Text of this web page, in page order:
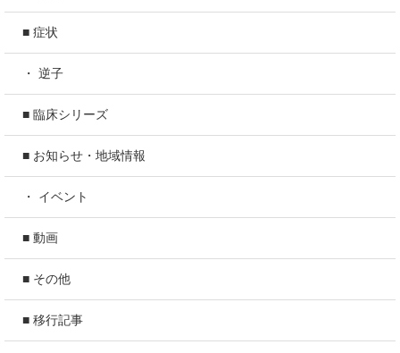
■ 症状
・ 逆子
■ 臨床シリーズ
■ お知らせ・地域情報
・ イベント
■ 動画
■ その他
■ 移行記事